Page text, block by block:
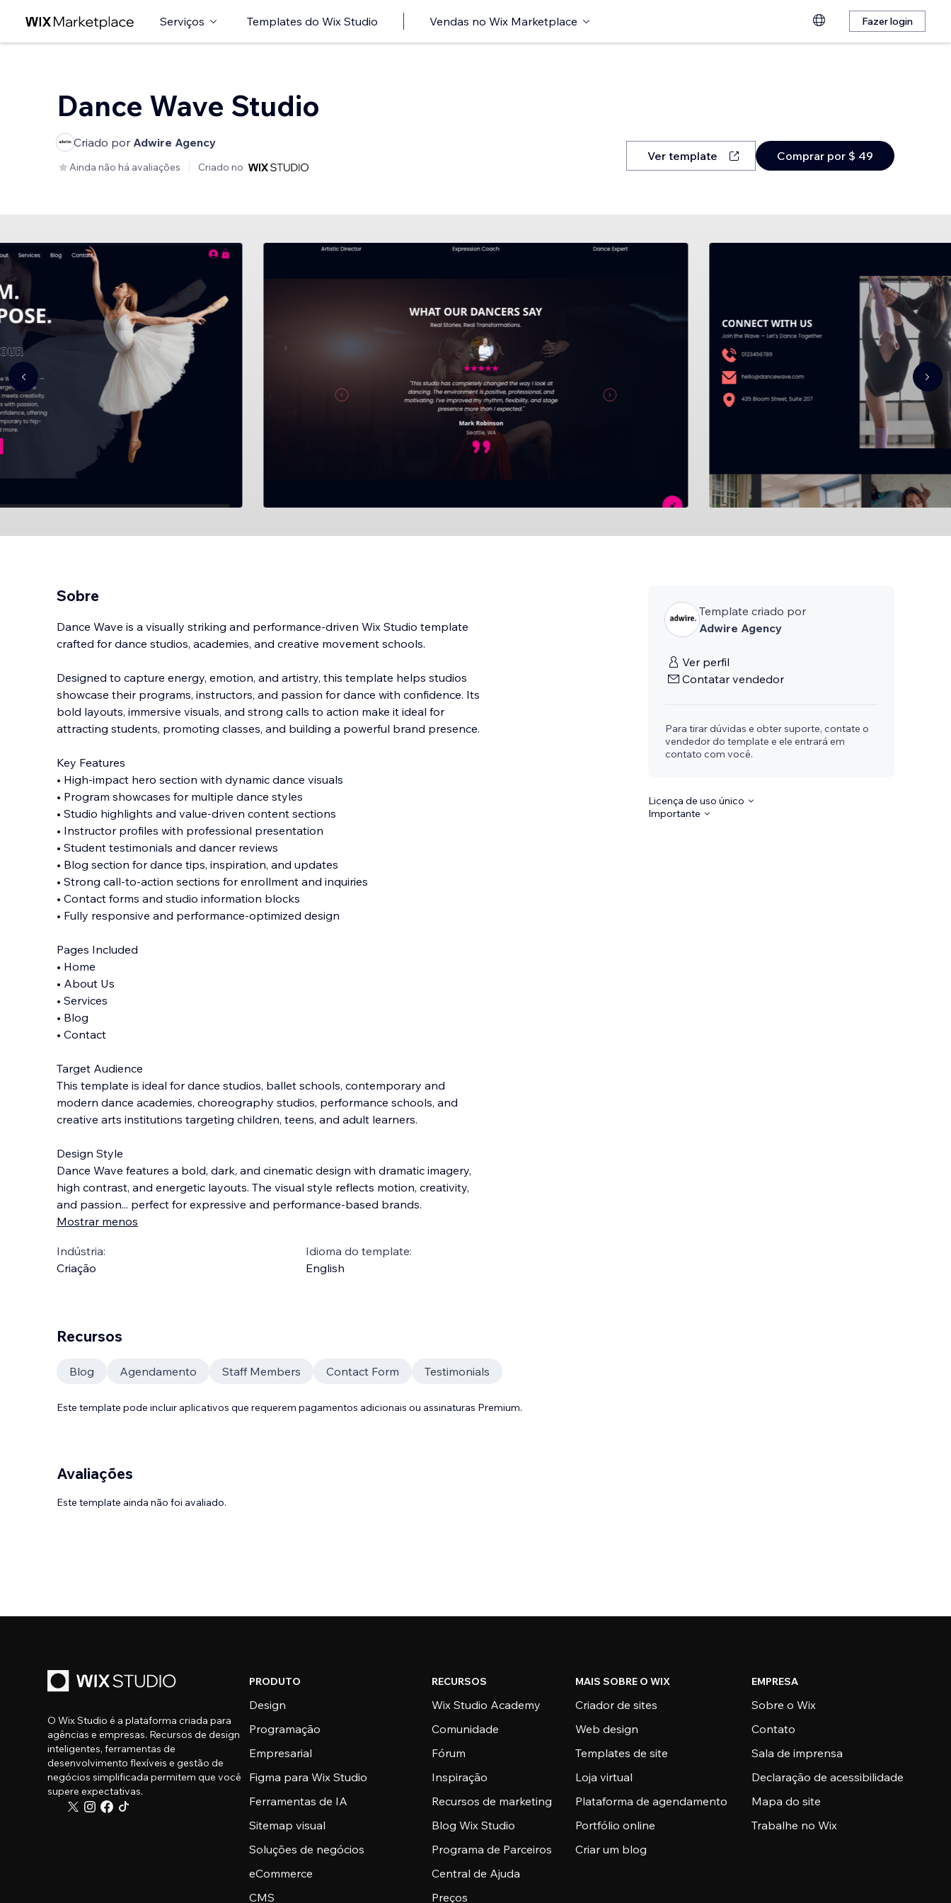
Serviços Templates do Wix Studio Vendas no Wix Marketplace Fazer login
Dance Wave Studio
Criado por Adwire Agency
Ainda não há avaliações Criado no
Ver template Comprar por $ 49
Sobre
Dance Wave is a visually striking and performance-driven Wix Studio template
crafted for dance studios, academies, and creative movement schools.
Designed to capture energy, emotion, and artistry, this template helps studios
showcase their programs, instructors, and passion for dance with confidence. Its
bold layouts, immersive visuals, and strong calls to action make it ideal for
attracting students, promoting classes, and building a powerful brand presence.
Key Features
• High-impact hero section with dynamic dance visuals
• Program showcases for multiple dance styles
• Studio highlights and value-driven content sections
• Instructor profiles with professional presentation
• Student testimonials and dancer reviews
• Blog section for dance tips, inspiration, and updates
• Strong call-to-action sections for enrollment and inquiries
• Contact forms and studio information blocks
• Fully responsive and performance-optimized design
Pages Included
• Home
• About Us
• Services
• Blog
• Contact
Target Audience
This template is ideal for dance studios, ballet schools, contemporary and
modern dance academies, choreography studios, performance schools, and
creative arts institutions targeting children, teens, and adult learners.
Design Style
Dance Wave features a bold, dark, and cinematic design with dramatic imagery,
high contrast, and energetic layouts. The visual style reflects motion, creativity,
and passion... perfect for expressive and performance-based brands.
Mostrar menos
Indústria:
Criação
Idioma do template:
English
Template criado por
Adwire Agency
Ver perfil
Contatar vendedor
Para tirar dúvidas e obter suporte, contate o
vendedor do template e ele entrará em
contato com você.
Licença de uso único
Importante
Recursos
Blog Agendamento Staff Members Contact Form Testimonials
Este template pode incluir aplicativos que requerem pagamentos adicionais ou assinaturas Premium.
Avaliações
Este template ainda não foi avaliado.
O Wix Studio é a plataforma criada para
agências e empresas. Recursos de design
inteligentes, ferramentas de
desenvolvimento flexíveis e gestão de
negócios simplificada permitem que você
supere expectativas.
PRODUTO
Design
Programação
Empresarial
Figma para Wix Studio
Ferramentas de IA
Sitemap visual
Soluções de negócios
eCommerce
CMS
RECURSOS
Wix Studio Academy
Comunidade
Fórum
Inspiração
Recursos de marketing
Blog Wix Studio
Programa de Parceiros
Central de Ajuda
Preços
MAIS SOBRE O WIX
Criador de sites
Web design
Templates de site
Loja virtual
Plataforma de agendamento
Portfólio online
Criar um blog
EMPRESA
Sobre o Wix
Contato
Sala de imprensa
Declaração de acessibilidade
Mapa do site
Trabalhe no Wix